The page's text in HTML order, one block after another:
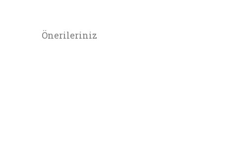
Önerileriniz